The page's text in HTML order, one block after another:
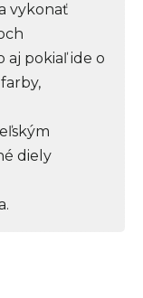
vykonať
aj pokiaľ ide o
diely